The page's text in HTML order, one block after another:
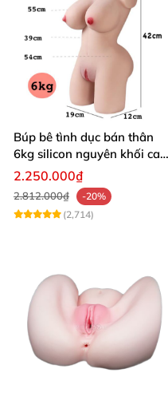
Búp bê tình dục bán thân
6kg silicon nguyên khối cao
cấp giá rẻ
2.250.000₫
2.812.000₫
-20%
(2,714)